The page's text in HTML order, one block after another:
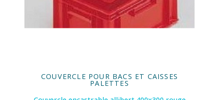
COUVERCLE POUR BACS ET CAISSES
PALETTES